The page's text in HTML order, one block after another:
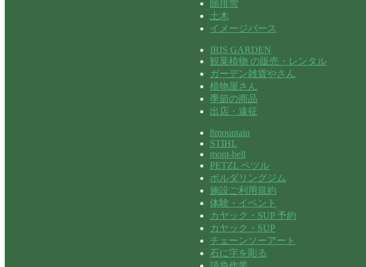
除排雪
土木
イメージパース
IRIS GARDEN
観葉植物 の販売・レンタル
ガーデン雑貨やさん
植物屋さん
季節の商品
出店・遠征
8mountain
STIHL
mont-bell
PETZL ペツル
ボルダリングジム
施設ご利用規約
体験・イベント
カヤック・SUP 予約
カヤック・SUP
チェーンソーアート
石に字を彫る